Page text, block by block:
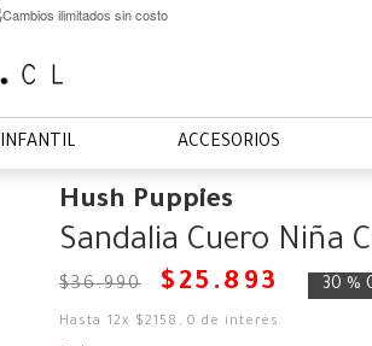
Cambios ilimitados sin costo
INFANTIL ACCESORIOS
Hush Puppies
Sandalia Cuero Niña
$36.990 $ 25 . 893 30 %
Hasta 12x $2158 ,0 de interés